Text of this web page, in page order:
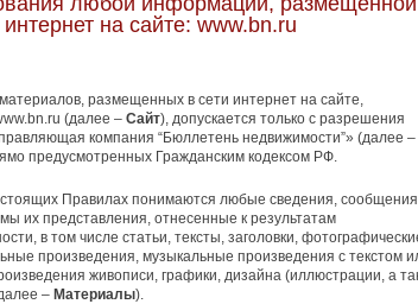
интернет на сайте: www.bn.ru
размещенных в сети интернет на сайте,
(далее – Сайт), допускается только c разрешения
компания “Бюллетень недвижимости”» (далее –
предусмотренных Гражданским кодексом РФ.
Правилах понимаются любые сведения,
их представления, отнесенные к результатам
в том числе статьи, тексты, заголовки,
произведения, музыкальные произведения с текстом
живописи, графики, дизайна (иллюстрации, а
– Материалы).